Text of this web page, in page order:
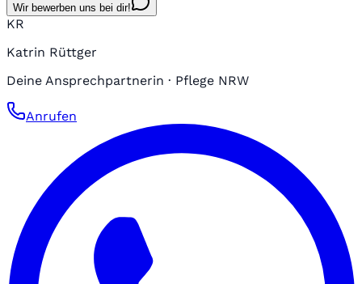
Wir bewerben uns bei dir!
KR
Katrin Rüttger
Deine Ansprechpartnerin · Pflege NRW
Anrufen